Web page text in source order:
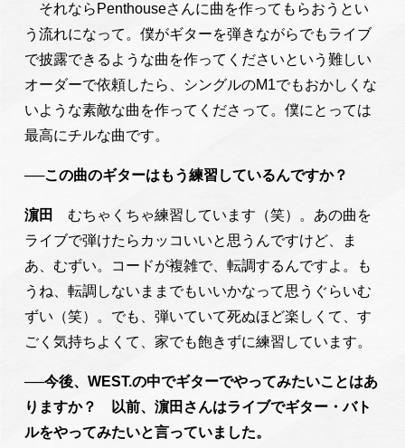
それならPenthouseさんに曲を作ってもらおうとい
う流れになって。僕がギターを弾きながらでもライブ
で披露できるような曲を作ってくださいという難しい
オーダーで依頼したら、シングルのM1でもおかしくな
いような素敵な曲を作ってくださって。僕にとっては
最高にチルな曲です。
──この曲のギターはもう練習しているんですか？
濵田
むちゃくちゃ練習しています（笑）。あの曲を
ライブで弾けたらカッコいいと思うんですけど、ま
あ、むずい。コードが複雑で、転調するんですよ。も
うね、転調しないままでもいいかなって思うぐらいむ
ずい（笑）。でも、弾いていて死ぬほど楽しくて、す
ごく気持ちよくて、家でも飽きずに練習しています。
──今後、WEST.の中でギターでやってみたいことはあ
りますか？ 以前、濵田さんはライブでギター・バト
ルをやってみたいと言っていました。